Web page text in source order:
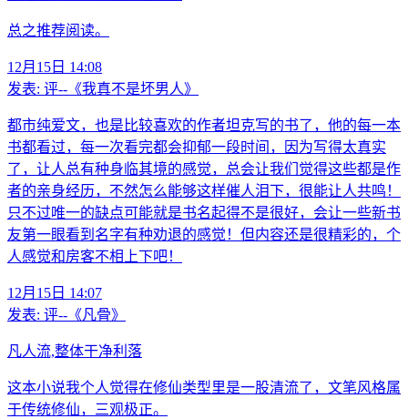
总之推荐阅读。
12月15日 14:08
发表: 评--《我真不是坏男人》
都市纯爱文，也是比较喜欢的作者坦克写的书了，他的每一本
书都看过，每一次看完都会抑郁一段时间，因为写得太真实
了，让人总有种身临其境的感觉，总会让我们觉得这些都是作
者的亲身经历，不然怎么能够这样催人泪下，很能让人共鸣！
只不过唯一的缺点可能就是书名起得不是很好，会让一些新书
友第一眼看到名字有种劝退的感觉！但内容还是很精彩的，个
人感觉和房客不相上下吧！
12月15日 14:07
发表: 评--《凡骨》
凡人流,整体干净利落
这本小说我个人觉得在修仙类型里是一股清流了，文笔风格属
于传统修仙，三观极正。